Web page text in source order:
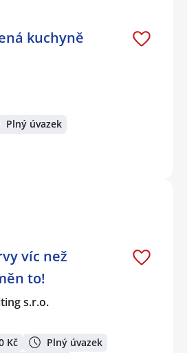
kuchyně
Plný úvazek
víc než
to!
s.r.o.
Kč
Plný úvazek